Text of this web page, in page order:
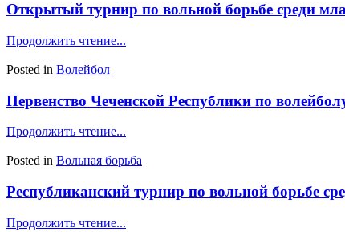
Открытый турнир по вольной борьбе среди
Продолжить чтение...
Posted in Волейбол
Первенство Чеченской Республики по
Продолжить чтение...
Posted in Вольная борьба
Республиканский турнир по вольной борьбе
Продолжить чтение...